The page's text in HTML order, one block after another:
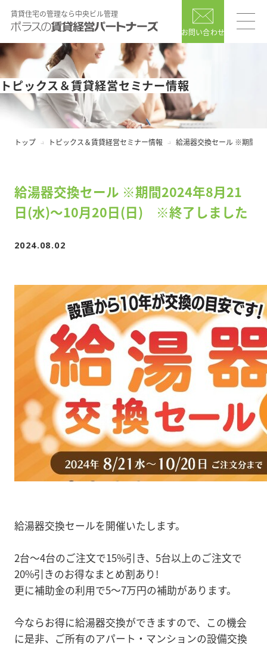
賃貸住宅の管理なら中央ビル管理
お問い合わせ
トピックス＆賃貸経営セミナー情報
トップ トピックス＆賃貸経営セミナー情報 給湯器交換セール ※期間
給湯器交換セール ※期間2024年8月21
日(水)～10月20日(日) ※終了しました
2024.08.02
給湯器交換セールを開催いたします。
2台～4台のご注文で15%引き、5台以上のご注文で
20%引きのお得なまとめ割あり!
更に補助金の利用で5～7万円の補助があります。
今ならお得に給湯器交換ができますので、この機会
に是非、ご所有のアパート・マンションの設備交換